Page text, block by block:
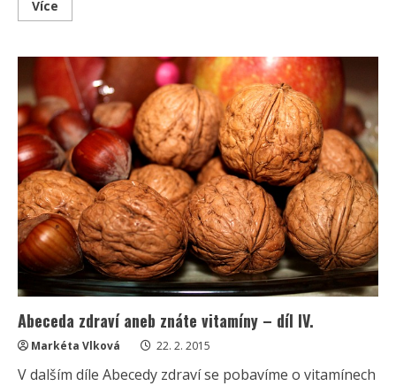
Více
more
zdraví
aneb
znáte
vitamíny
–
díl
V.
Abeceda zdraví aneb znáte vitamíny – díl IV.
Markéta Vlková 22. 2. 2015
V dalším díle Abecedy zdraví se pobavíme o vitamínech